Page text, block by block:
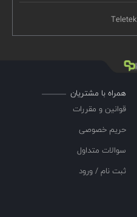
Teletek
همراه با مشتریان
قوانین و مقررات
حریم خصوصی
سوالات متداول
ثبت نام / ورود